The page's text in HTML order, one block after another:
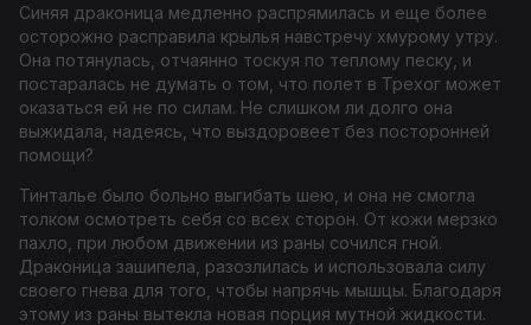
Синяя драконица медленно распрямилась и еще более
осторожно расправила крылья навстречу хмурому утру.
Она потянулась, отчаянно тоскуя по теплому песку, и
постаралась не думать о том, что полет в Трехог может
оказаться ей не по силам. Не слишком ли долго она
выжидала, надеясь, что выздоровеет без посторонней
помощи?
Тинталье было больно выгибать шею, и она не смогла
толком осмотреть себя со всех сторон. От кожи мерзко
пахло, при любом движении из раны сочился гной.
Драконица зашипела, разозлилась и использовала силу
своего гнева для того, чтобы напрячь мышцы. Благодаря
этому из раны вытекла новая порция мутной жидкости.